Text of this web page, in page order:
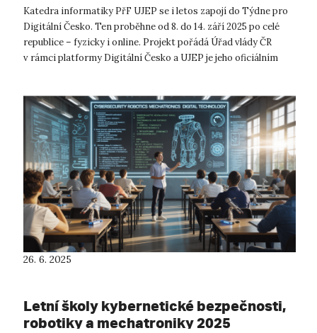
Katedra informatiky PřF UJEP se i letos zapojí do Týdne pro
Digitální Česko. Ten proběhne od 8. do 14. září 2025 po celé
republice – fyzicky i online. Projekt pořádá Úřad vlády ČR
v rámci platformy Digitální Česko a UJEP je jeho oficiálním
26. 6. 2025
Letní školy kybernetické bezpečnosti,
robotiky a mechatroniky 2025